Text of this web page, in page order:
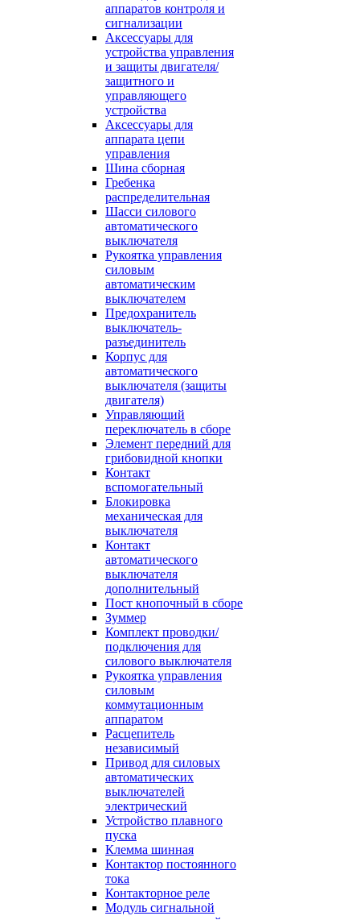
аппаратов контроля и
сигнализации
Аксессуары для
устройства управления
и защиты двигателя/
защитного и
управляющего
устройства
Аксессуары для
аппарата цепи
управления
Шина сборная
Гребенка
распределительная
Шасси силового
автоматического
выключателя
Рукоятка управления
силовым
автоматическим
выключателем
Предохранитель
выключатель-
разъединитель
Корпус для
автоматического
выключателя (защиты
двигателя)
Управляющий
переключатель в сборе
Элемент передний для
грибовидной кнопки
Контакт
вспомогательный
Блокировка
механическая для
выключателя
Контакт
автоматического
выключателя
дополнительный
Пост кнопочный в сборе
Зуммер
Комплект проводки/
подключения для
силового выключателя
Рукоятка управления
силовым
коммутационным
аппаратом
Расцепитель
независимый
Привод для силовых
автоматических
выключателей
электрический
Устройство плавного
пуска
Клемма шинная
Контактор постоянного
тока
Контакторное реле
Модуль сигнальной